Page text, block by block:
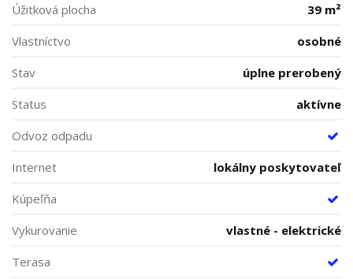
Úžitková plocha
39 m²
Vlastníctvo
osobné
Stav
úplne prerobený
Status
aktívne
Odvoz odpadu
Internet
lokálny poskytovateľ
Kúpeľňa
Vykurovanie
vlastné - elektrické
Terasa